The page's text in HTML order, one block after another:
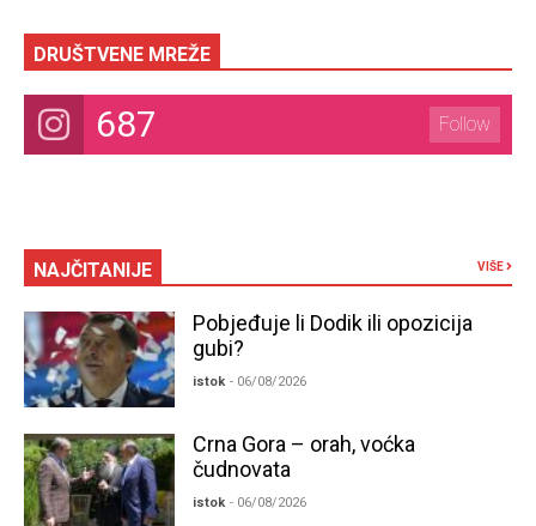
DRUŠTVENE MREŽE
687 Follow
NAJČITANIJE VIŠE
Pobjeđuje li Dodik ili opozicija
gubi?
istok - 06/08/2026
Crna Gora – orah, voćka
čudnovata
istok - 06/08/2026